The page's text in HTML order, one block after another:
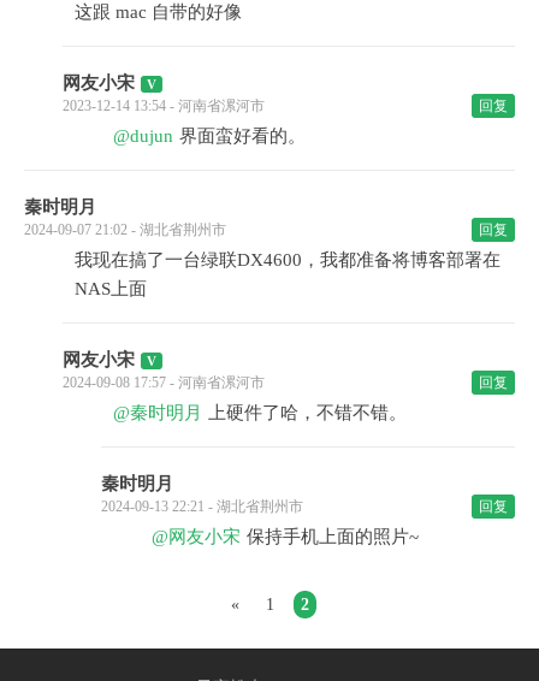
这跟 mac 自带的好像
网友小宋
2023-12-14 13:54 - 河南省漯河市 回复
@dujun 界面蛮好看的。
秦时明月
2024-09-07 21:02 - 湖北省荆州市 回复
我现在搞了一台绿联DX4600，我都准备将博客部署在
NAS上面
网友小宋
2024-09-08 17:57 - 河南省漯河市 回复
@秦时明月 上硬件了哈，不错不错。
秦时明月
2024-09-13 22:21 - 湖北省荆州市 回复
@网友小宋 保持手机上面的照片~
« 1 2